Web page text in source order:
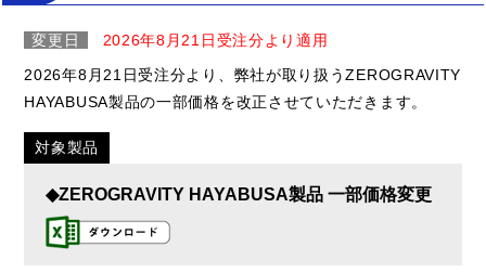
変更日
2026年8月21日受注分より適用
2026年8月21日受注分より、弊社が取り扱うZEROGRAVITY
HAYABUSA製品の一部価格を改正させていただきます。
対象製品
◆ZEROGRAVITY HAYABUSA製品 一部価格変更